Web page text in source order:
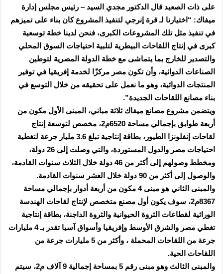
على ذات الصعيد قال الدكتور مجدي السيد – رئيس مجلس إدارة
ميفاك: “اختيارنا لـ قرة إنرجي لتنفيذ المشروع كان بناء على تميزهم
في تنفيذ مثل تلك المشروعات الكبرى، فنحن لدينا خطة توسعية
كبرى في إنتاج اللقاحات البيطرية لتلبية احتياجات السوق المحلي
والتصدير للخارج بما يتماشى مع خطة الدولة المصرية لتوطين
الصناعات الدوائية، وأن تكون مصر مركزًا لخدمة إفريقيا في توفير
المنتجات الدوائية، وهو ما نعمل على تحقيقه من خلال التوسع في
بناء مصانع اللقاحات الجديدة”.
ويتضمن مشروع مصانع ميفاك ثلاثة مباني، المبنى الأول مكون من
أربعة طوابق بإجمالي مساحة 6520م2، مخصص لتوسعة إنتاج
لقاحات إنفلونزا الطيور، بطاقة إنتاجية تبلغ 3.6 مليار جرعة لتغطية
احتياجات مصر والدول المستوردة، والتي وصلت إلى 26 دولة،
ومخطط وصولهم إلى أكثر من 46 دولة خلال الثلاث سنوات القادمة،
والوصول إلى أكثر من 90 دولة خلال العشر سنوات القادمة.
والمبنى الثاني هو مبنى 4 مكون من أربعة أدوار بإجمالي مساحة
8367م2، سوف يكون أول مصنع متخصص لإنتاج لقاحات الهندسة
الوراثية لقطاعات الثروة الحيوانية والثروة الداجنة، بطاقة إنتاجية
تغطي مصر والشرق الأوسط وإفريقيا وأسواق آسيا تقدر بـ 4 مليارات
جرعة من اللقاحات المحملة ، وأكثر من 5 مليارات جرعة من
اللقاحات الحية.
والمبنى الثالث وهو مبنى رقم 5 بمساحة إجمالية 9 آلاف م2، سيتم